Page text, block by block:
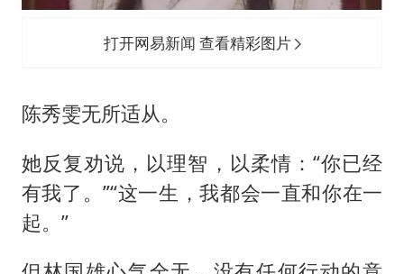
打开网易新闻 查看精彩图片
陈秀雯无所适从。
她反复劝说，以理智，以柔情：“你已经
有我了。”“这一生，我都会一直和你在一
起。”